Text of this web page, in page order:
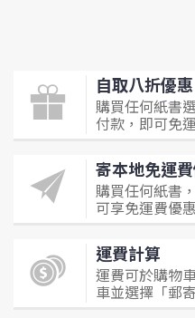
自取八折優惠
購買任何紙書
付款，即可免
寄本地免運
購買任何紙書
可享免運費優惠
運費計算
運費可於購物
車並選擇「郵